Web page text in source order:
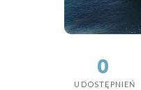
0
UDOSTĘPNIEŃ